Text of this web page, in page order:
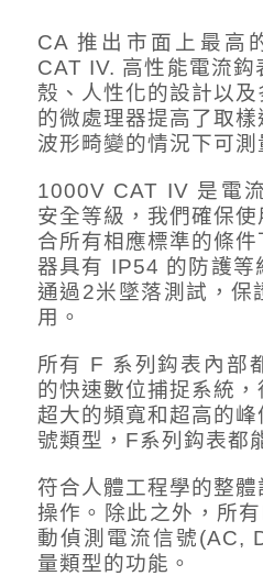
CA 推出市面上最高
CAT IV. 高性能電流
殼、人性化的設計以
的微處理器提高了取樣
波形畸變的情況下可測
1000V CAT IV 是電
安全等級，我們確保
合所有相應標準的條
器具有 IP54 的防護等
通過2米墜落測試，保
用。
所有 F 系列鈎表內部
的快速數位捕捉系統，
超大的頻寬和超高的
號類型，F系列鈎表都
符合人體工程學的整
操作。除此之外，所
動偵測電流信號(AC,
量類型的功能。